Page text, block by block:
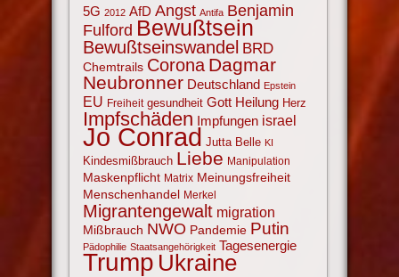
5G 2012 AfD Angst Antifa Benjamin
Fulford Bewußtsein
Bewußtseinswandel BRD
Chemtrails Corona Dagmar
Neubronner Deutschland Epstein
EU Freiheit gesundheit Gott Heilung Herz
Impfschäden Impfungen israel
Jo Conrad Jutta Belle KI
Kindesmißbrauch Liebe Manipulation
Maskenpflicht Matrix Meinungsfreiheit
Menschenhandel Merkel
Migrantengewalt migration
Mißbrauch NWO Pandemie Putin
Pädophilie Staatsangehörigkeit Tagesenergie
Trump Ukraine